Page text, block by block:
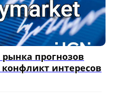
прогнозов
интересов